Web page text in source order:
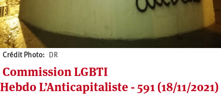
Crédit Photo DR
Commission LGBTI
Hebdo L’Anticapitaliste - 591 (18/11/2021)